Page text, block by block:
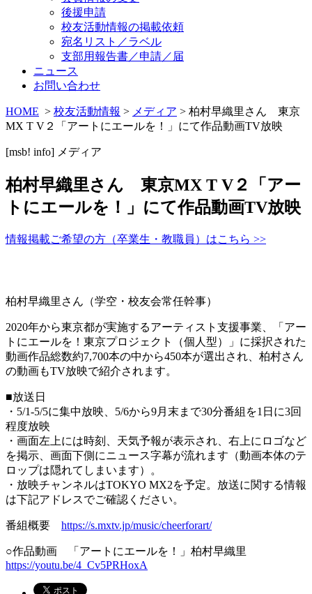
後援申請
校友活動情報の掲載依頼
宛名リスト／ラベル
支部用報告書／申請／届
ニュース
お問い合わせ
HOME > 校友活動情報 > メディア > 柏村早織里さん 東京
MX T V２「アートにエールを！」にて作品動画TV放映
[msb! info] メディア
柏村早織里さん 東京MX T V２「アー
トにエールを！」にて作品動画TV放映
情報掲載ご希望の方（卒業生・教職員）はこちら >>
柏村早織里さん（学空・校友会常任幹事）
2020年から東京都が実施するアーティスト支援事業、「アー
トにエールを！東京プロジェクト（個人型）」に採択された
動画作品総数約7,700本の中から450本が選出され、柏村さん
の動画もTV放映で紹介されます。
■放送日
・5/1-5/5に集中放映、5/6から9月末まで30分番組を1日に3回
程度放映
・画面左上には時刻、天気予報が表示され、右上にロゴなど
を掲示、画面下側にニュース字幕が流れます（動画本体のテ
ロップは隠れてしまいます）。
・放映チャンネルはTOKYO MX2を予定。放送に関する情報
は下記アドレスでご確認ください。
番組概要 https://s.mxtv.jp/music/cheerforart/
○作品動画 「アートにエールを！」柏村早織里
https://youtu.be/4_Cv5PRHoxA